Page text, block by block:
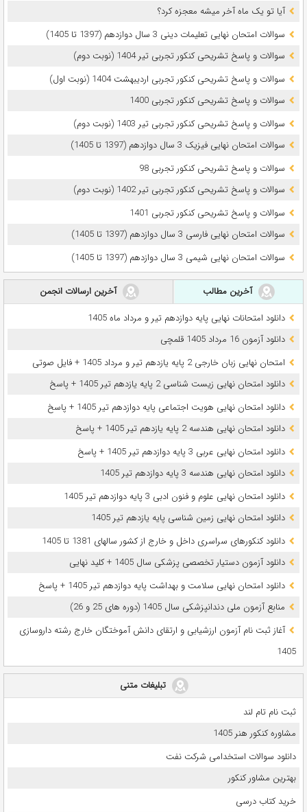
آیا تو یک ماه آخر میشه معجزه کرد؟
سوالات امتحان نهایی تعلیمات دینی 3 سال دوازدهم (1397 تا 1405)
سوالات و پاسخ تشریحی کنکور تجربی تیر 1404 (نوبت دوم)
سوالات و پاسخ تشریحی کنکور تجربی اردیبهشت 1404 (نوبت اول)
سوالات و پاسخ تشریحی کنکور تجربی 1400
سوالات و پاسخ تشریحی کنکور تجربی تیر 1403 (نوبت دوم)
سوالات امتحان نهایی فیزیک 3 سال دوازدهم (1397 تا 1405)
سوالات و پاسخ تشریحی کنکور تجربی 98
سوالات و پاسخ تشریحی کنکور تجربی تیر 1402 (نوبت دوم)
سوالات و پاسخ تشریحی کنکور تجربی 1401
سوالات امتحان نهایی فارسی 3 سال دوازدهم (1397 تا 1405)
سوالات امتحان نهایی شیمی 3 سال دوازدهم (1397 تا 1405)
آخرین مطالب
آخرین ارسالات انجمن
دانلود امتحانات نهایی پایه دوازدهم تیر و مرداد ماه 1405
دانلود آزمون 16 مرداد 1405 قلمچی
امتحان نهایی زبان خارجی 2 پایه یازدهم تیر و مرداد 1405 + فایل صوتی
دانلود امتحان نهایی زیست شناسی 2 پایه یازدهم تیر 1405 + پاسخ
دانلود امتحان نهایی هویت اجتماعی پایه دوازدهم تیر 1405 + پاسخ
دانلود امتحان نهایی هندسه 2 پایه یازدهم تیر 1405 + پاسخ
دانلود امتحان نهایی عربی 3 پایه دوازدهم تیر 1405 + پاسخ
دانلود امتحان نهایی هندسه 3 پایه دوازدهم تیر 1405
دانلود امتحان نهایی علوم و فنون ادبی 3 پایه دوازدهم تیر 1405
دانلود امتحان نهایی زمین شناسی پایه یازدهم تیر 1405
دانلود کنکورهای سراسری داخل و خارج از کشور سالهای 1381 تا 1405
دانلود آزمون دستیار تخصصی پزشکی سال 1405 + کلید نهایی
دانلود امتحان نهایی سلامت و بهداشت پایه دوازدهم تیر 1405 + پاسخ
ﻣﻨﺎﺑﻊ آزﻣﻮن ﻣﻠﯽ دندانپزشکی سال 1405 (دوره های 25 و 26)
آغاز ثبت نام آزمون‌ ارزشیابی و ارتقای دانش آموختگان خارج رشته داروسازی
1405
تبلیغات متنی
ثبت نام تام لند
مشاوره کنکور هنر 1405
دانلود سوالات استخدامی شرکت نفت
بهترین مشاور کنکور
خرید کتاب درسی